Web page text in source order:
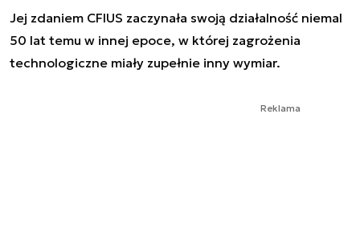
Jej zdaniem CFIUS zaczynała swoją działalność niemal
50 lat temu w innej epoce, w której zagrożenia
technologiczne miały zupełnie inny wymiar.
Reklama